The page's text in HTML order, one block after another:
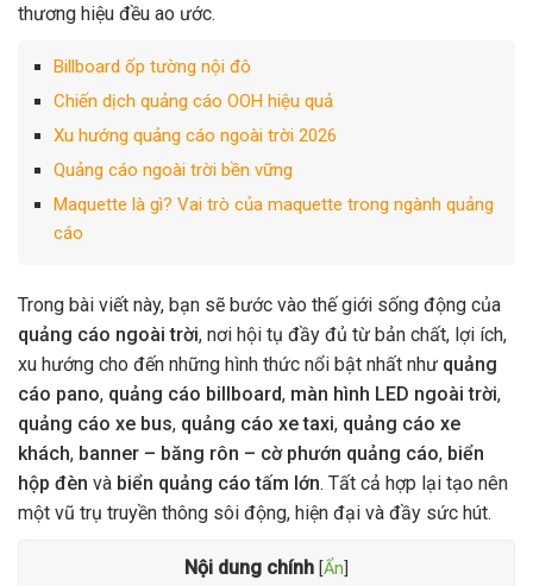
thương hiệu đều ao ước.
Billboard ốp tường nội đô
Chiến dịch quảng cáo OOH hiệu quả
Xu hướng quảng cáo ngoài trời 2026
Quảng cáo ngoài trời bền vững
Maquette là gì? Vai trò của maquette trong ngành quảng
cáo
Trong bài viết này, bạn sẽ bước vào thế giới sống động của
quảng cáo ngoài trời, nơi hội tụ đầy đủ từ bản chất, lợi ích,
xu hướng cho đến những hình thức nổi bật nhất như quảng
cáo pano, quảng cáo billboard, màn hình LED ngoài trời,
quảng cáo xe bus, quảng cáo xe taxi, quảng cáo xe
khách, banner – băng rôn – cờ phướn quảng cáo, biển
hộp đèn và biển quảng cáo tấm lớn. Tất cả hợp lại tạo nên
một vũ trụ truyền thông sôi động, hiện đại và đầy sức hút.
Nội dung chính [Ẩn